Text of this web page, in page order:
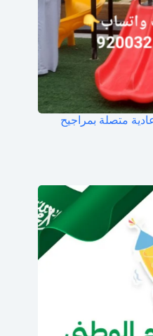
متصلة بمراجيح